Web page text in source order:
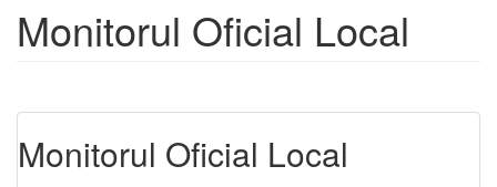
Monitorul Oficial Local
Monitorul Oficial Local